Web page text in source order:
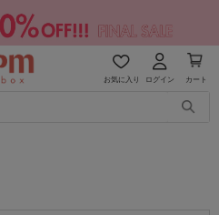
お気に入り ログイン カート